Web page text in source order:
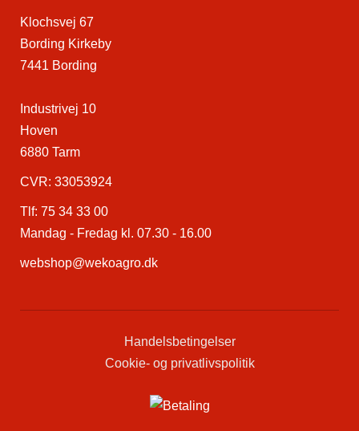
Klochsvej 67
Bording Kirkeby
7441 Bording
Industrivej 10
Hoven
6880 Tarm
CVR: 33053924
Tlf: 75 34 33 00
Mandag - Fredag kl. 07.30 - 16.00
webshop@wekoagro.dk
Handelsbetingelser
Cookie- og privatlivspolitik